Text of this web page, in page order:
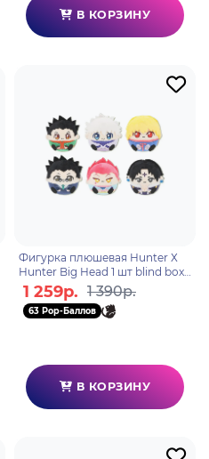
В КОРЗИНУ
Фигурка плюшевая Hunter Х
Hunter Big Head 1 шт blind box
N02008
1 259р. 1 390р.
63 Pop-Баллов
В КОРЗИНУ